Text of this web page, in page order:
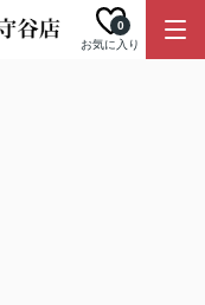
お気に入り
0